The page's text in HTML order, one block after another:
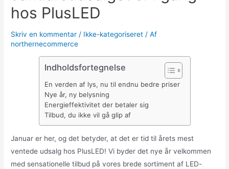
hos PlusLED
Skriv en kommentar / Ikke-kategoriseret / Af
northernecommerce
Indholdsfortegnelse
En verden af lys, nu til endnu bedre priser
Nye år, ny belysning
Energieffektivitet der betaler sig
Tilbud, du ikke vil gå glip af
Januar er her, og det betyder, at det er tid til årets mest
ventede udsalg hos PlusLED! Vi byder det nye år velkommen
med sensationelle tilbud på vores brede sortiment af LED-